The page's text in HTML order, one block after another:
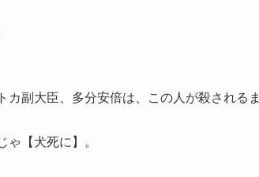
副大臣、多分安倍は、この人が殺されるま
【犬死に】。